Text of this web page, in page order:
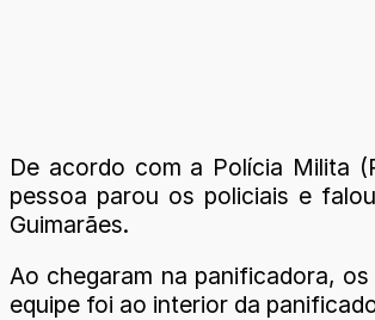
De acordo com a Polícia Milita
pessoa parou os policiais e
Guimarães.
Ao chegaram na panificadora,
equipe foi ao interior da